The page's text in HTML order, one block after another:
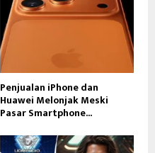
Penjualan iPhone dan
Huawei Melonjak Meski
Pasar Smartphone...